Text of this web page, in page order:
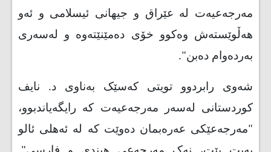
مەرجەعیەت لە عێراق و جیهانی ئیسلامی و ئەو
هەڵوێستەش وەکوو خۆی دەمێنێتەوە و لەسەری
بەردەوام دەبن."
شەوی رابردوو تویتی کەسێک بەناوی د. نایف
کوردستانی لەسەر مەرجەعیەت کە رایگەیاندبوو،
"مەرجەعێکی عەرەبمان دەوێت کە لە ئەهلی ئالو